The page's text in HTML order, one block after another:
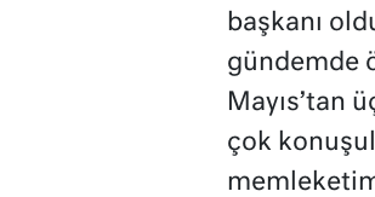
başkanı
gündemde
Mayıs’tan
çok